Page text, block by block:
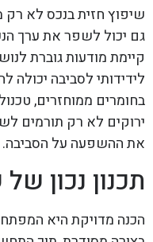
שיפוץ חזית בנכס לא
גם יכול לשפר את ערך
קיימת מודעות גוברת
לידידותי לסביבה יכולה
בחומרים ממוחזרים,
ירוקים לא רק תורמים
את ההשפעה על הסביבה.
תכנון נכון
הכנה מדויקת היא